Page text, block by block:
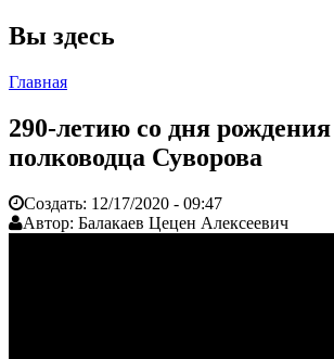
Вы здесь
Главная
290-летию со дня
полководца Суворова
Создать: 12/17/2020 - 09:47
Автор: Балакаев Цецен Алексеевич